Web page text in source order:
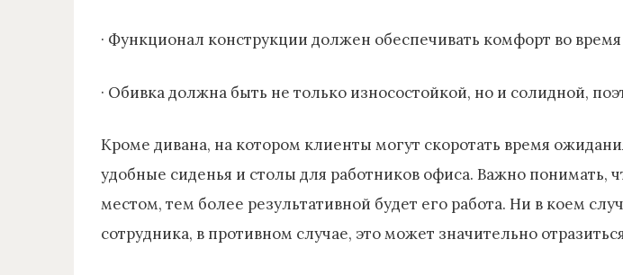
· Функционал конструкции должен обеспечивать комфорт во
· Обивка должна быть не только износостойкой, но и солидной,
Кроме дивана, на котором клиенты могут скоротать время
удобные сиденья и столы для работников офиса. Важно понимать,
местом, тем более результативной будет его работа. Ни в коем
сотрудника, в противном случае, это может значительно